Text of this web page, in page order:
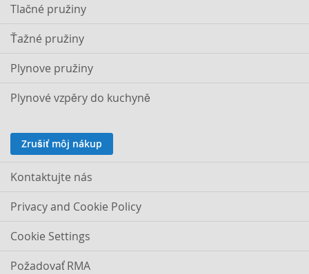
Tlačné pružiny
Ťažné pružiny
Plynove pružiny
Plynové vzpěry do kuchyně
Zrušiť môj nákup
Kontaktujte nás
Privacy and Cookie Policy
Cookie Settings
Požadovať RMA